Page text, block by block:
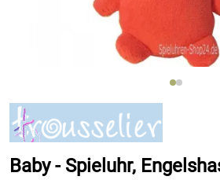
Baby - Spieluhr,